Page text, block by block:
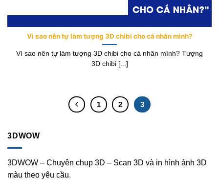
Vì sao nên tự làm tượng 3D chibi cho cá nhân mình?
Vì sao nên tự làm tượng 3D chibi cho cá nhân mình? Tượng
3D chibi [...]
1 2 3
3DWOW
3DWOW – Chuyên chụp 3D – Scan 3D và in hình ảnh 3D
màu theo yêu cầu.